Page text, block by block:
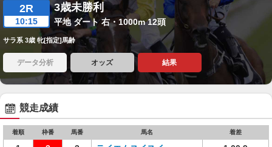
2R
10:15
3歳未勝利
平地 ダート 右・1000m 12頭
サラ系 3歳 牝[指定]馬齢
データ分析 オッズ 結果
競走成績
着順 枠番 馬番 馬名 着差